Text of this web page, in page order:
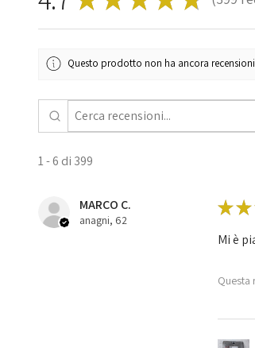
399
Questo prodotto non ha ancora
1 - 6 di 399
MARCO C.
anagni, 62
★★
Mi è
Questa